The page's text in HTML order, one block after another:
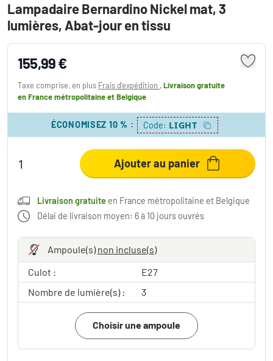
Lampadaire Bernardino Nickel mat, 3
lumières, Abat-jour en tissu
155,99 €
Taxe comprise, en plus Frais d'expédition ,Livraison gratuite
en France métropolitaine et Belgique
ÉCONOMISEZ 10 % : Code: LIGHT
Ajouter au panier
Livraison gratuite en France métropolitaine et Belgique
Délai de livraison moyen: 6 à 10 jours ouvrés
Ampoule(s)non incluse(s)
Culot :
E27
Nombre de lumière(s) :
3
Choisir une ampoule